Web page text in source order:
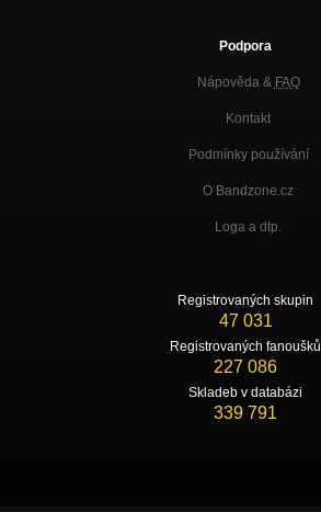
Podpora
Nápověda & FAQ
Kontakt
Podmínky používání
O Bandzone.cz
Loga a dtp.
Registrovaných skupin
47 031
Registrovaných fanoušků
227 086
Skladeb v databázi
339 791